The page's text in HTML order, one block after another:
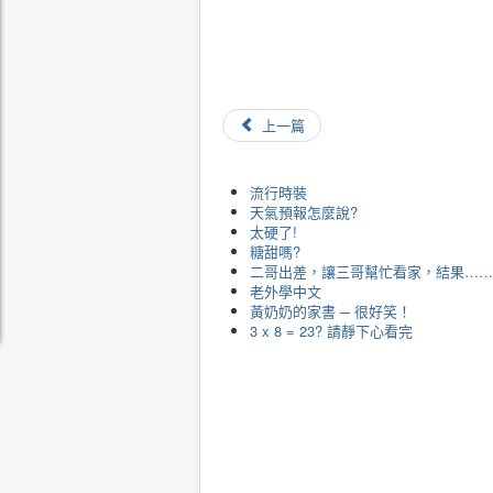
上一篇
流行時裝
天氣預報怎麼說?
太硬了!
糖甜嗎?
二哥出差，讓三哥幫忙看家，結果……
老外學中文
黃奶奶的家書 ─ 很好笑！
3 x 8 = 23? 請靜下心看完